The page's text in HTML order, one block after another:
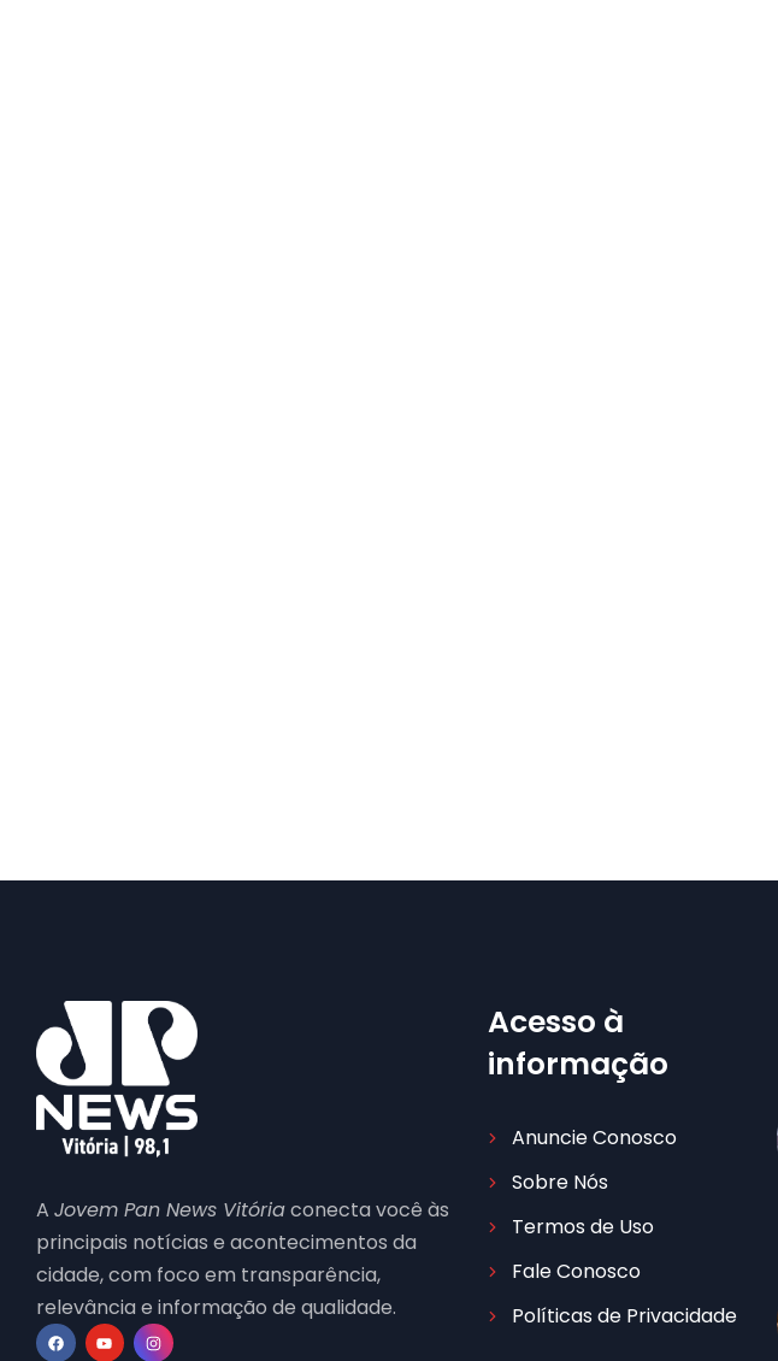
A Jovem Pan News Vitóriaconecta você às
principais notícias e acontecimentos da
cidade, com foco em transparência,
relevância e informação de qualidade.
Acesso à
informação
Anuncie Conosco
Sobre Nós
Termos de Uso
Fale Conosco
Políticas de Privacidade